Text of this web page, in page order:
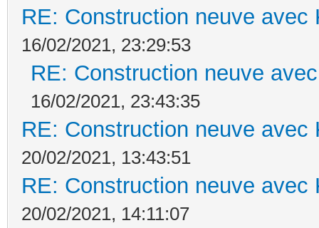
RE: Construction neuve avec
16/02/2021, 23:29:53
RE: Construction neuve
16/02/2021, 23:43:35
RE: Construction neuve avec
20/02/2021, 13:43:51
RE: Construction neuve avec
20/02/2021, 14:11:07